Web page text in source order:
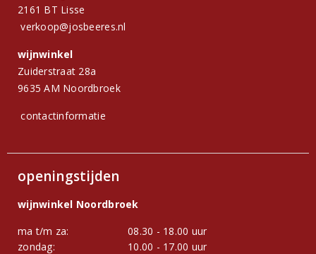
2161 BT Lisse
verkoop@josbeeres.nl
wijnwinkel
Zuiderstraat 28a
9635 AM Noordbroek
contactinformatie
openingstijden
wijnwinkel Noordbroek
ma t/m za:
08.30 - 18.00 uur
zondag:
10.00 - 17.00 uur